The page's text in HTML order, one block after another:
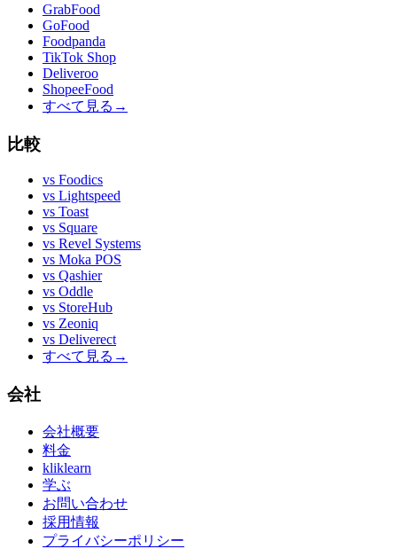
GrabFood
GoFood
Foodpanda
TikTok Shop
Deliveroo
ShopeeFood
すべて見る →
比較
vs Foodics
vs Lightspeed
vs Toast
vs Square
vs Revel Systems
vs Moka POS
vs Qashier
vs Oddle
vs StoreHub
vs Zeoniq
vs Deliverect
すべて見る →
会社
会社概要
料金
kliklearn
学ぶ
お問い合わせ
採用情報
プライバシーポリシー